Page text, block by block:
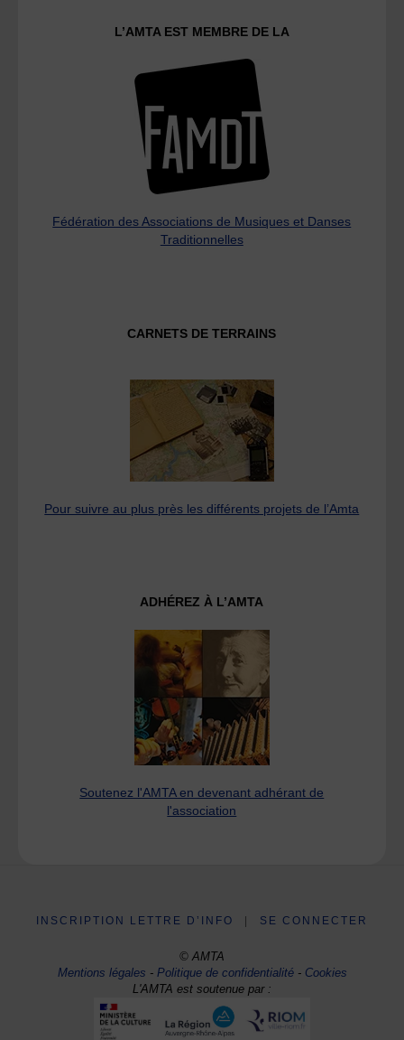
L’AMTA EST MEMBRE DE LA
Fédération des Associations de Musiques et Danses
Traditionnelles
CARNETS DE TERRAINS
Pour suivre au plus près les différents projets de l’Amta
ADHÉREZ À L’AMTA
Soutenez l'AMTA en devenant adhérant de
l'association
INSCRIPTION LETTRE D’INFO SE CONNECTER
© AMTA
Mentions légales -Politique de confidentialité- Cookies
L'AMTA est soutenue par :